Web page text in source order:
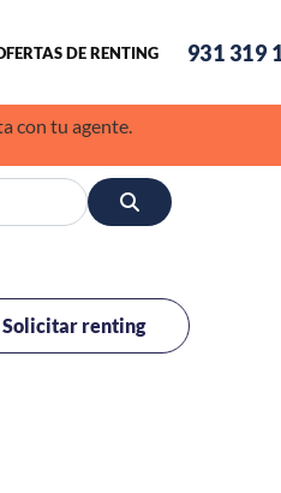
DE RENTING 931 319
con tu agente.
Solicitar renting